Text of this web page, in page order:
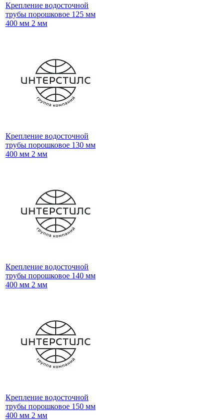
Крепление водосточной
трубы порошковое 125 мм
400 мм 2 мм
Крепление водосточной
трубы порошковое 130 мм
400 мм 2 мм
Крепление водосточной
трубы порошковое 140 мм
400 мм 2 мм
Крепление водосточной
трубы порошковое 150 мм
400 мм 2 мм